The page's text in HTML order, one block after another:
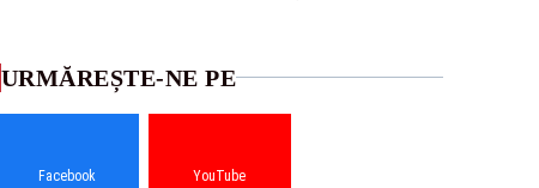
URMĂREȘTE-NE PE
Facebook YouTube